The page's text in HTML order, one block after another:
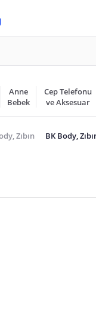
Anne
Bebek
Cep Telefonu
ve Aksesuar
Zıbın BK Body,